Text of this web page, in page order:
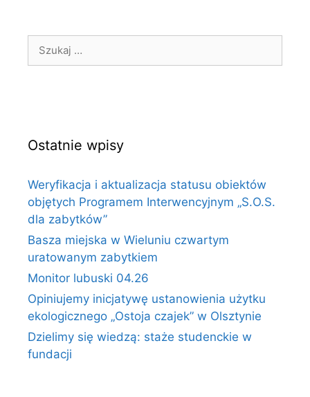
Ostatnie wpisy
Weryfikacja i aktualizacja statusu obiektów
objętych Programem Interwencyjnym „S.O.S.
dla zabytków”
Basza miejska w Wieluniu czwartym
uratowanym zabytkiem
Monitor lubuski 04.26
Opiniujemy inicjatywę ustanowienia użytku
ekologicznego „Ostoja czajek” w Olsztynie
Dzielimy się wiedzą: staże studenckie w
fundacji